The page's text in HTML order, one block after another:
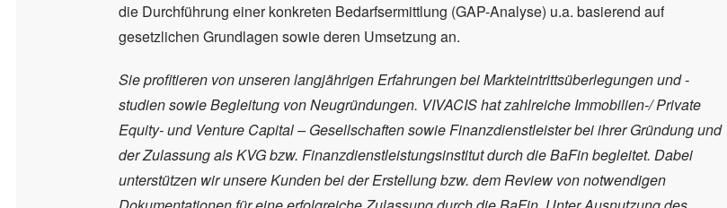
die Durchführung einer konkreten Bedarfsermittlung (GAP-Analyse) u.a. basierend auf
gesetzlichen Grundlagen sowie deren Umsetzung an.
Sie profitieren von unseren langjährigen Erfahrungen bei Markteintrittsüberlegungen und -
studien sowie Begleitung von Neugründungen. VIVACIS hat zahlreiche Immobilien-/ Private
Equity- und Venture Capital – Gesellschaften sowie Finanzdienstleister bei ihrer Gründung und
der Zulassung als KVG bzw. Finanzdienstleistungsinstitut durch die BaFin begleitet. Dabei
unterstützen wir unsere Kunden bei der Erstellung bzw. dem Review von notwendigen